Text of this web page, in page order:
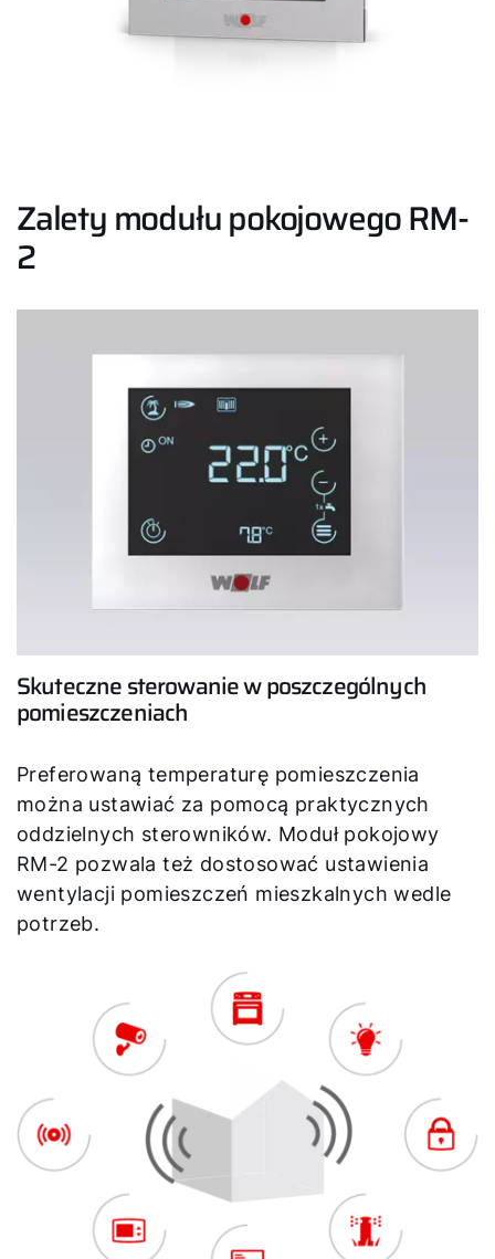
Zalety modułu pokojowego RM-
2
Skuteczne sterowanie w poszczególnych
pomieszczeniach
Preferowaną temperaturę pomieszczenia
można ustawiać za pomocą praktycznych
oddzielnych sterowników. Moduł pokojowy
RM-2 pozwala też dostosować ustawienia
wentylacji pomieszczeń mieszkalnych wedle
potrzeb.
Jak możemy Ci pomóc?
Przydatne linki
Kariera
O nas
Kontakt